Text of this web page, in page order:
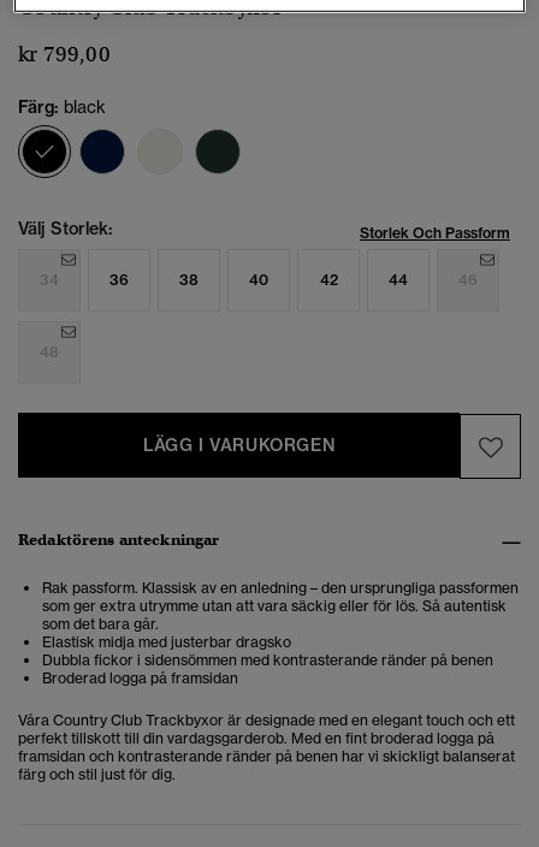
Country Club Trackbyxor
kr 799,00
Färg: black
vald
Välj Storlek: Storlek Och Passform
34 36 38 40 42 44 46
48
LÄGG I VARUKORGEN
Redaktörens anteckningar
Rak passform. Klassisk av en anledning – den ursprungliga passformen
som ger extra utrymme utan att vara säckig eller för lös. Så autentisk
som det bara går.
Elastisk midja med justerbar dragsko
Dubbla fickor i sidensömmen med kontrasterande ränder på benen
Broderad logga på framsidan
Våra Country Club Trackbyxor är designade med en elegant touch och ett
perfekt tillskott till din vardagsgarderob. Med en fint broderad logga på
framsidan och kontrasterande ränder på benen har vi skickligt balanserat
färg och stil just för dig.